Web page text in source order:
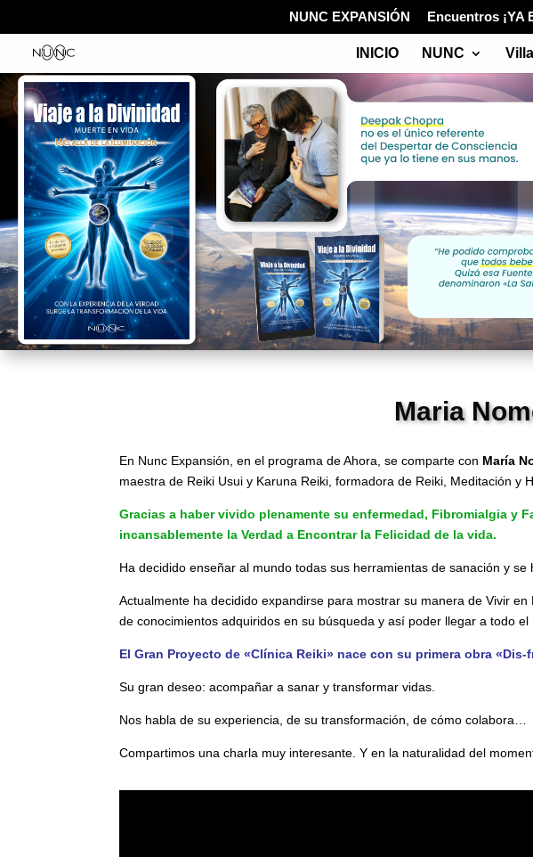
NUNC EXPANSIÓN Encuentros ¡YA
INICIO NUNC
Maria
En Nunc Expansión, en el programa de Ahora, se comparte con María
maestra de Reiki Usui y Karuna Reiki, formadora de Reiki, Meditación y
Gracias a haber vivido plenamente su enfermedad, Fibromialgia y
incansablemente la Verdad a Encontrar la Felicidad de la vida.
Ha decidido enseñar al mundo todas sus herramientas de sanación y
Actualmente ha decidido expandirse para mostrar su manera de Vivir
de conocimientos adquiridos en su búsqueda y así poder llegar a todo el
El Gran Proyecto de «Clínica Reiki» nace con su primera obra «Dis-
Su gran deseo: acompañar a sanar y transformar vidas.
Nos habla de su experiencia, de su transformación, de cómo colabora…
Compartimos una charla muy interesante. Y en la naturalidad del